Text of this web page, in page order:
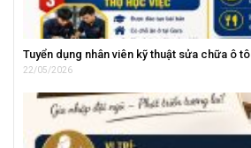
Tuyển dụng nhân viên kỹ thuật sửa chữa ô tô
22/05/2026